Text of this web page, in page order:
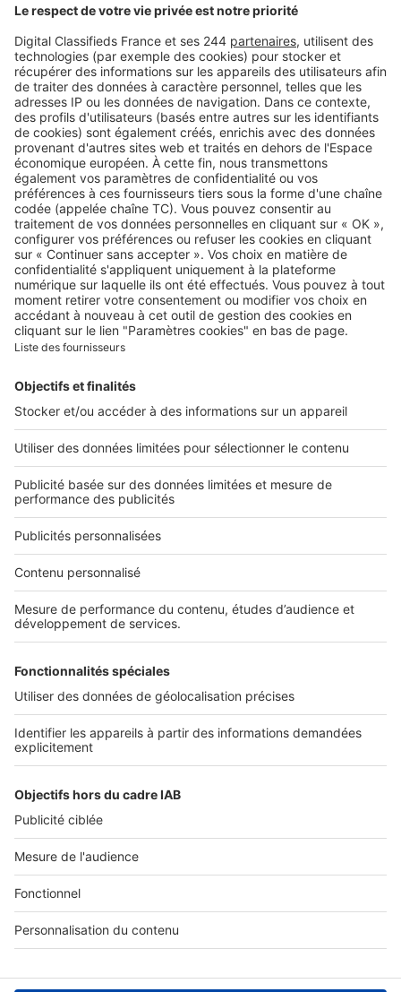
Logic-Immo c’est aussi …
Retrouvez-nous sur …
A propos
Qui sommes-nous ?
Contacter le service client
Nous rejoindre
Presse
Nos applications
Découvrez nos applications
Services pro
Accès client
Informations légales
Politique Générale de Protection des Données
Charte éditeur
Paramétrer mes cookies
Digital Classifieds France SAS © 2024 - all rights